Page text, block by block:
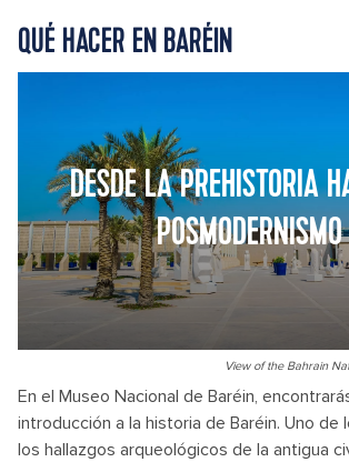
QUÉ HACER EN BARÉIN
DESDE LA PREHISTORIA
POSMODERNISMO
View of the Bahrain
En el Museo Nacional de Baréin,
introducción a la historia de Baréin. Uno de
los hallazgos arqueológicos de la antigua